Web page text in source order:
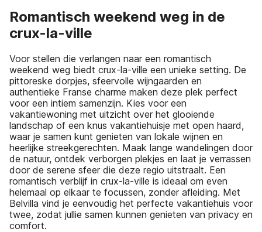
Romantisch weekend weg in de
crux-la-ville
Voor stellen die verlangen naar een romantisch
weekend weg biedt crux-la-ville een unieke setting. De
pittoreske dorpjes, sfeervolle wijngaarden en
authentieke Franse charme maken deze plek perfect
voor een intiem samenzijn. Kies voor een
vakantiewoning met uitzicht over het glooiende
landschap of een knus vakantiehuisje met open haard,
waar je samen kunt genieten van lokale wijnen en
heerlijke streekgerechten. Maak lange wandelingen door
de natuur, ontdek verborgen plekjes en laat je verrassen
door de serene sfeer die deze regio uitstraalt. Een
romantisch verblijf in crux-la-ville is ideaal om even
helemaal op elkaar te focussen, zonder afleiding. Met
Belvilla vind je eenvoudig het perfecte vakantiehuis voor
twee, zodat jullie samen kunnen genieten van privacy en
comfort.